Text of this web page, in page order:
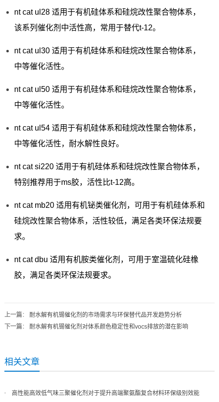
nt cat ul28 适用于有机硅体系和硅烷改性聚合物体系，
该系列催化剂中活性高，常用于替代t-12。
nt cat ul30 适用于有机硅体系和硅烷改性聚合物体系，
中等催化活性。
nt cat ul50 适用于有机硅体系和硅烷改性聚合物体系，
中等催化活性。
nt cat ul54 适用于有机硅体系和硅烷改性聚合物体系，
中等催化活性，耐水解性良好。
nt cat si220 适用于有机硅体系和硅烷改性聚合物体系，
特别推荐用于ms胶，活性比t-12高。
nt cat mb20 适用有机铋类催化剂，可用于有机硅体系和
硅烷改性聚合物体系，活性较低，满足各类环保法规要
求。
nt cat dbu 适用有机胺类催化剂，可用于室温硫化硅橡
胶，满足各类环保法规要求。
上一篇： 耐水解有机锡催化剂的市场需求与环保替代品开发趋势分析
下一篇： 耐水解有机锡催化剂对体系颜色稳定性和vocs排放的潜在影响
相关文章
高性能高效低气味三聚催化剂对于提升高端聚氨酯复合材料环保级别效能